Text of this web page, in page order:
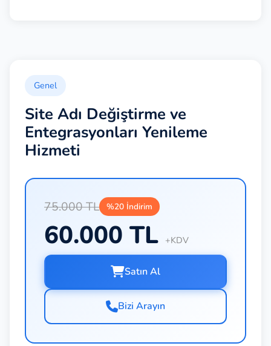
Genel
Site Adı Değiştirme ve
Entegrasyonları Yenileme
Hizmeti
75.000 TL %20 İndirim
60.000 TL +KDV
Satın Al
Bizi Arayın